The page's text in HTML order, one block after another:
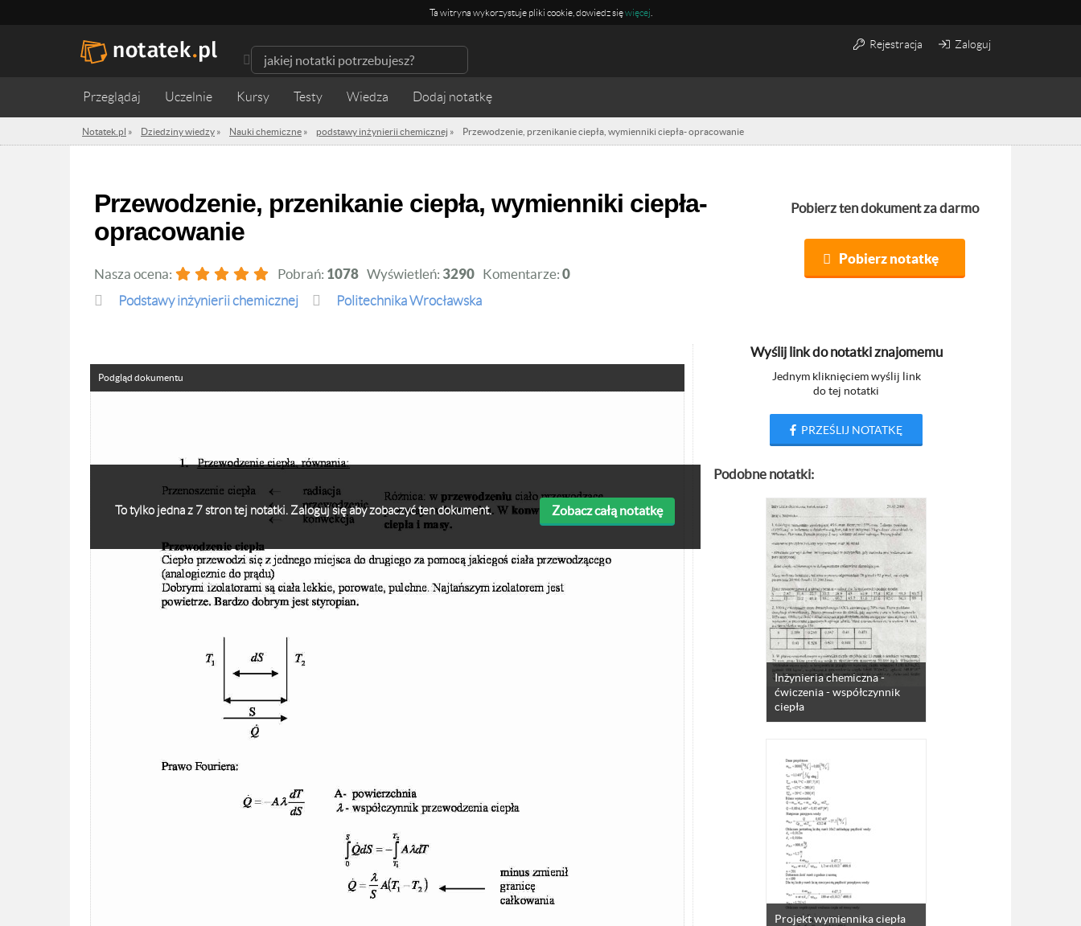
Ta witryna wykorzystuje pliki cookie, dowiedz sięwięcej
Rejestracja Zaloguj
Przeglądaj Uczelnie Kursy Testy Wiedza
Notatek.pl » Dziedziny wiedzy » Nauki chemiczne » podstawy inżynierii chemicznej » Przewodzenie, przenikanie ciepła, wymienniki ciepła- opracowanie
Przewodzenie, przenikanie ciepła, wymienniki ciepła-
opracowanie
Nasza ocena: Pobrań: 1078 Wyświetleń: 3290 Komentarze: 0
podstawy inżynierii chemicznej Politechnika Wrocławska
Pobierz ten dokument za darmo
Pobierz notatkę
To tylko jedna z 7 stron tej notatki. Zaloguj się aby zobaczyć ten dokument. Zobacz całą notatkę
Podgląd dokumentu
Wyślij link do notatki znajomemu
Jednym kliknięciem wyślij link
do tej notatki
PRZEŚLIJ NOTATKĘ
Podobne notatki:
Inżynieria chemiczna -
ćwiczenia - współczynnik
ciepła
Projekt wymiennika ciepła